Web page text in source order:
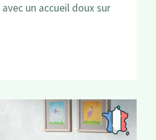
un accueil doux sur